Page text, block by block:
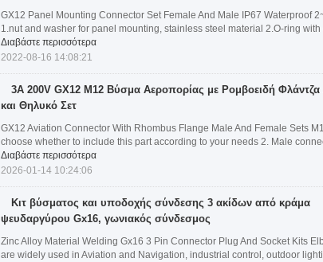
GX12 Panel Mounting Connector Set Female And Male IP67 Waterproof
1.nut and washer for panel mounting, stainless steel material 2.O-ring
Διαβάστε περισσότερα
2022-08-16 14:08:21
3A 200V GX12 M12 Βύσμα Αεροπορίας με Ρομβοειδή Φλάντζα
και Θηλυκό Σετ
GX12 Aviation Connector With Rhombus Flange Male And Female Sets
choose whether to include this part according to your needs 2. Male
Διαβάστε περισσότερα
2026-01-14 10:24:06
Κιτ βύσματος και υποδοχής σύνδεσης 3 ακίδων από κράμα
ψευδαργύρου Gx16, γωνιακός σύνδεσμος
Zinc Alloy Material Welding Gx16 3 Pin Connector Plug And Socket Kits
are widely used in Aviation and Navigation, industrial control, outdoor